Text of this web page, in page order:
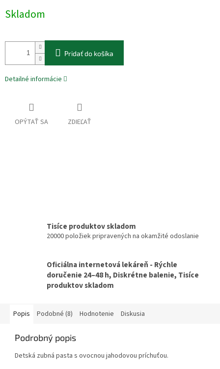
cena:
Skladom
Pridať do košíka
Detailné informácie
OPÝTAŤ SA ZDIEĽAŤ
Tisíce produktov skladom
20000 položiek pripravených na okamžité odoslanie
Oficiálna internetová lekáreň - Rýchle
doručenie 24–48 h, Diskrétne balenie, Tisíce
produktov skladom
Popis Podobné (8) Hodnotenie Diskusia
Podrobný popis
Detská zubná pasta s ovocnou jahodovou príchuťou.